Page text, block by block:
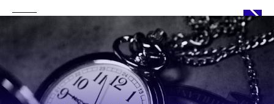
APPROACH